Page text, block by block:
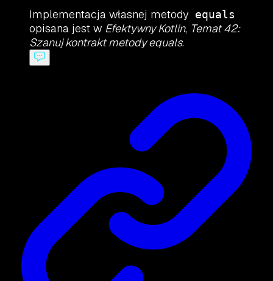
Implementacja własnej metody equals
opisana jest w Efektywny Kotlin, Temat 42:
Szanuj kontrakt metody equals.